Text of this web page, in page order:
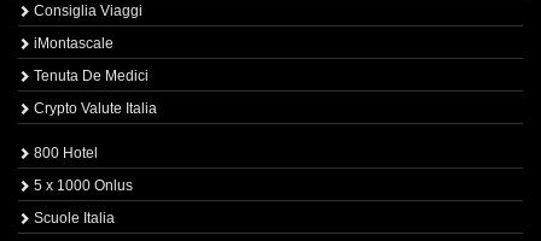
Consiglia Viaggi
iMontascale
Tenuta De Medici
Crypto Valute Italia
800 Hotel
5 x 1000 Onlus
Scuole Italia